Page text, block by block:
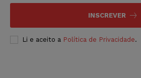
INSCREVER
Li e aceito a Política de Privacidade.